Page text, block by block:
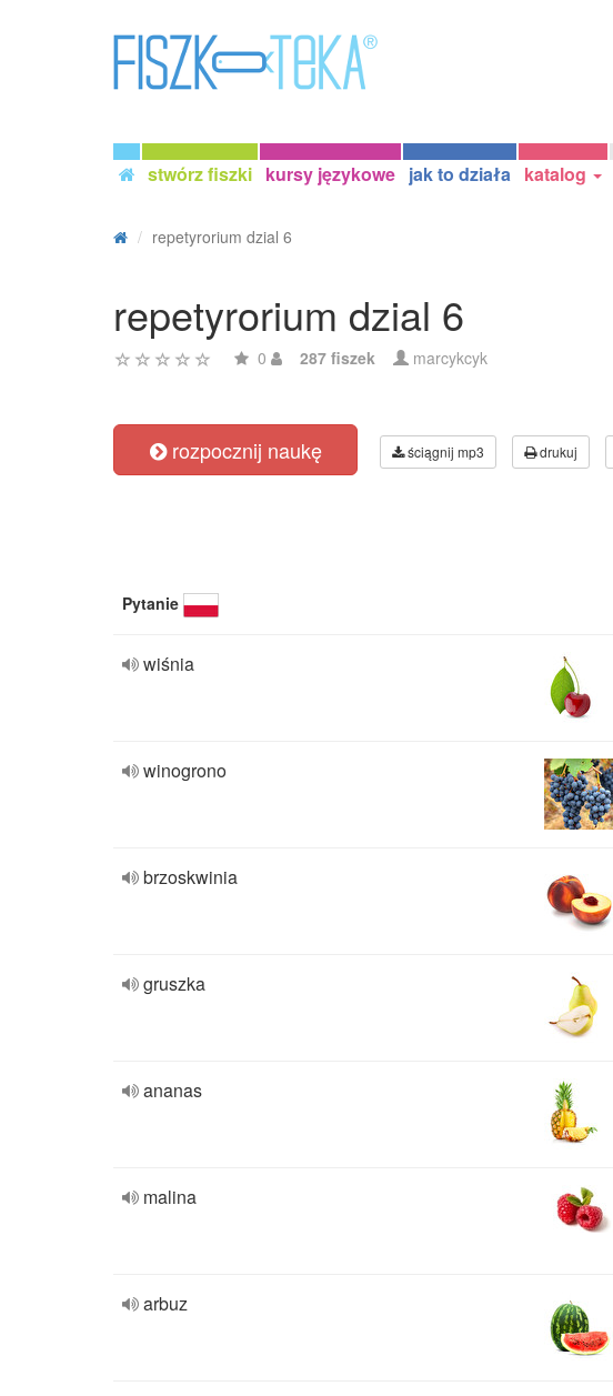
stwórz fiszki kursy językowe jak to działa katalog
repetyrorium dzial 6
repetyrorium dzial 6
0 287 fiszek marcykcyk
rozpocznij naukę ściągnij mp3 drukuj
Pytanie
wiśnia
winogrono
brzoskwinia
gruszka
ananas
malina
arbuz